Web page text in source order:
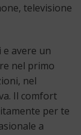
televisione
avere un
nel primo
nel
Il comfort
per te
a